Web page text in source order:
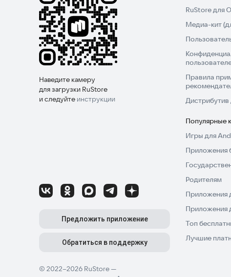
Наведите камеру
для загрузки RuStore
и следуйте инструкции
© 2022–2026 RuStore —
Предложить приложение
Обратиться в поддержку
RuStore для
Медиа-кит
Правила
Популярные
Игры для
Приложения
Родителям
Приложения
Приложения
Топ
Лучшие